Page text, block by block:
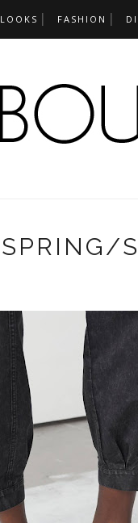
LOOKS FASHION
SPRING/